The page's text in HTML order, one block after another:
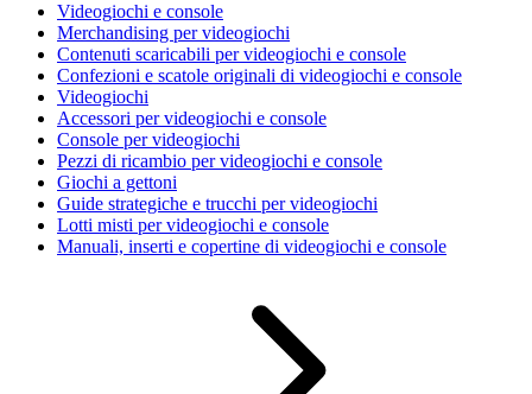
Videogiochi e console
Merchandising per videogiochi
Contenuti scaricabili per videogiochi e console
Confezioni e scatole originali di videogiochi e console
Videogiochi
Accessori per videogiochi e console
Console per videogiochi
Pezzi di ricambio per videogiochi e console
Giochi a gettoni
Guide strategiche e trucchi per videogiochi
Lotti misti per videogiochi e console
Manuali, inserti e copertine di videogiochi e console